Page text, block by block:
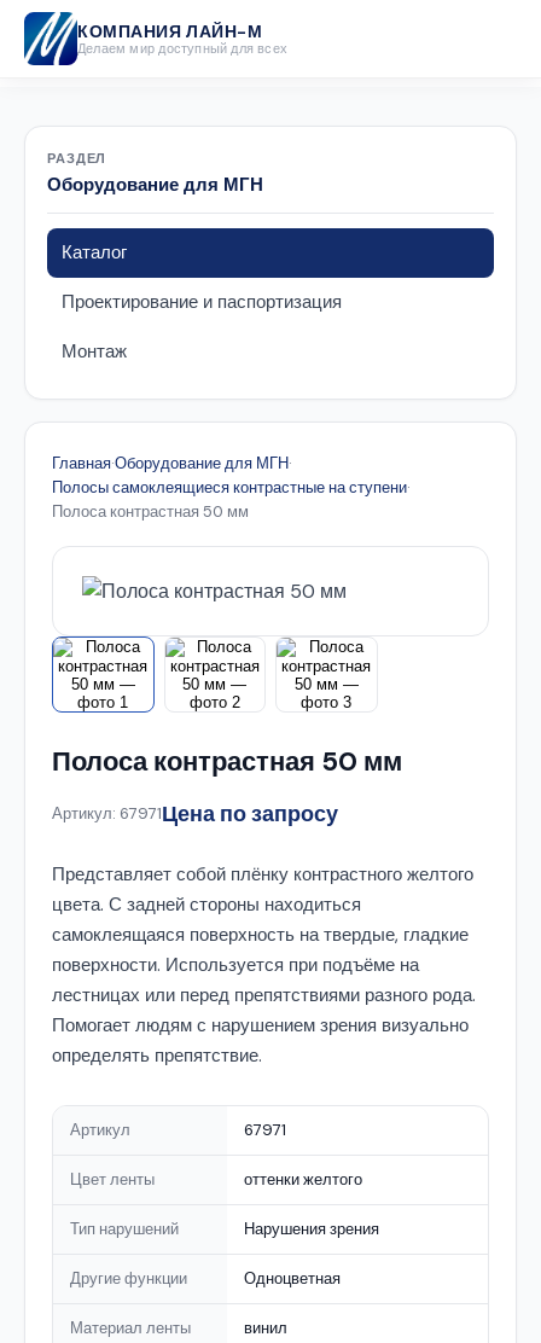
КОМПАНИЯ ЛАЙН-М
Делаем мир доступный для всех
РАЗДЕЛ
Оборудование для МГН
Каталог
Проектирование и паспортизация
Монтаж
Главная·Оборудование для МГН·
Полосы самоклеящиеся контрастные на ступени·
Полоса контрастная 50 мм
Полоса контрастная 50 мм
Артикул: 67971Цена по запросу
Представляет собой плёнку контрастного желтого
цвета. С задней стороны находиться
самоклеящаяся поверхность на твердые, гладкие
поверхности. Используется при подъёме на
лестницах или перед препятствиями разного рода.
Помогает людям с нарушением зрения визуально
определять препятствие.
Артикул 67971
Цвет ленты оттенки желтого
Тип нарушений Нарушения зрения
Другие функции Одноцветная
Материал ленты винил